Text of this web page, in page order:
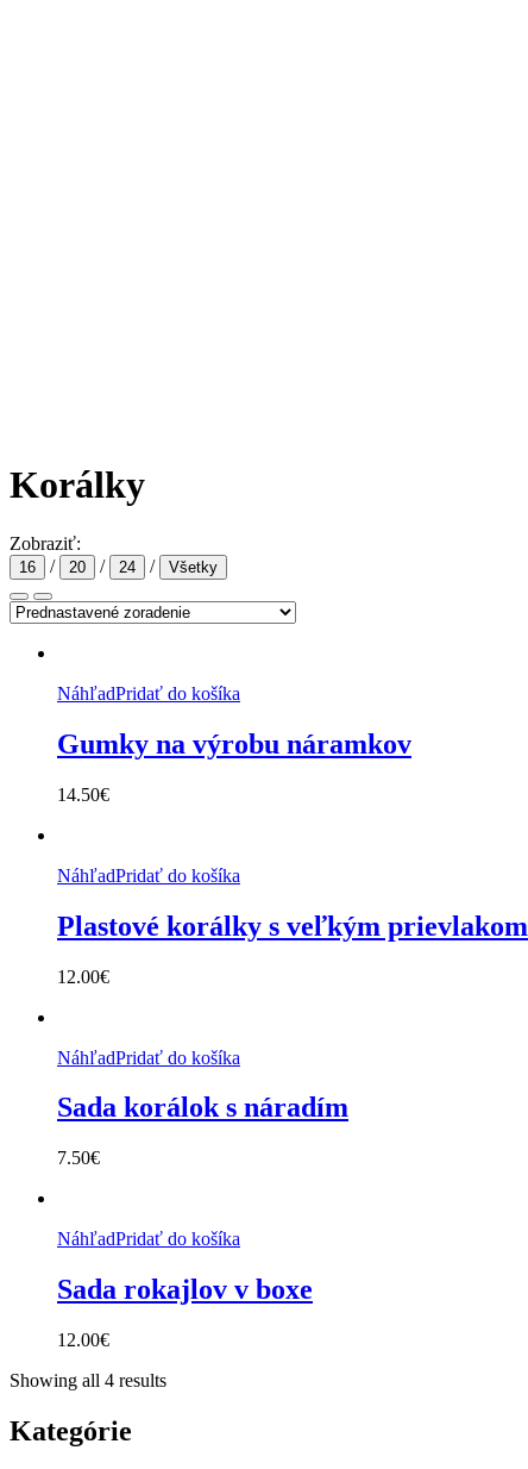
Korálky
Zobraziť:
16 / 20 / 24 / Všetky
NáhľadPridať do košíka
Gumky na výrobu náramkov
14.50€
NáhľadPridať do košíka
Plastové korálky s veľkým prievlakom
12.00€
NáhľadPridať do košíka
Sada korálok s náradím
7.50€
NáhľadPridať do košíka
Sada rokajlov v boxe
12.00€
Showing all 4 results
Kategórie